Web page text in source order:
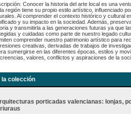
Conocer la historia del arte local es una
región tiene su propio estilo artístico, influenciado
Al comprender el contexto histórico y cultural
y su impacto en la sociedad. Además,
y transmitirla a las generaciones futuras ya que
y cuidadas como parte de nuestro legado
comprender nuestro patrimonio artístico para
creativas, derivadas de trabajos de
sumergirse en las diferentes épocas, estilos y
valores, conflictos y aspiraciones de la
la colección
porticadas valencianas: lonjas,